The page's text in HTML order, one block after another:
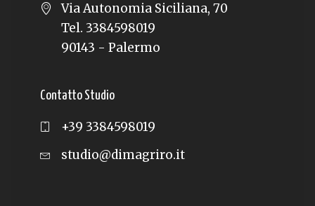
Via Autonomia Siciliana, 70
Tel. 3384598019
90143 - Palermo
Contatto Studio
+39 3384598019
studio@dimagriro.it